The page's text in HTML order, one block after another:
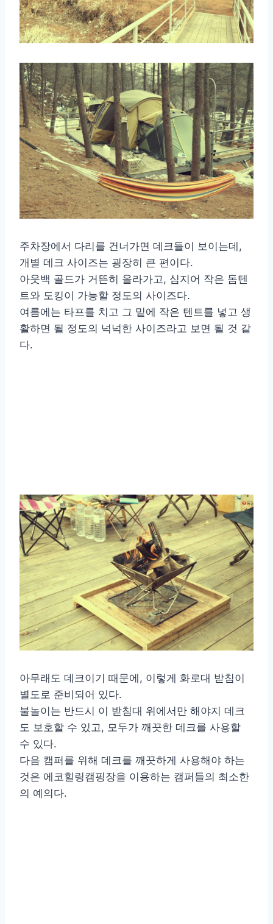
주차장에서 다리를 건너가면 데크들이 보이는데,
개별 데크 사이즈는 굉장히 큰 편이다.
아웃백 골드가 거뜬히 올라가고, 심지어 작은 돔텐
트와 도킹이 가능할 정도의 사이즈다.
여름에는 타프를 치고 그 밑에 작은 텐트를 넣고 생
활하면 될 정도의 넉넉한 사이즈라고 보면 될 것 같
다.
아무래도 데크이기 때문에, 이렇게 화로대 받침이
별도로 준비되어 있다.
불놀이는 반드시 이 받침대 위에서만 해야지 데크
도 보호할 수 있고, 모두가 깨끗한 데크를 사용할
수 있다.
다음 캠퍼를 위해 데크를 깨끗하게 사용해야 하는
것은 에코힐링캠핑장을 이용하는 캠퍼들의 최소한
의 예의다.